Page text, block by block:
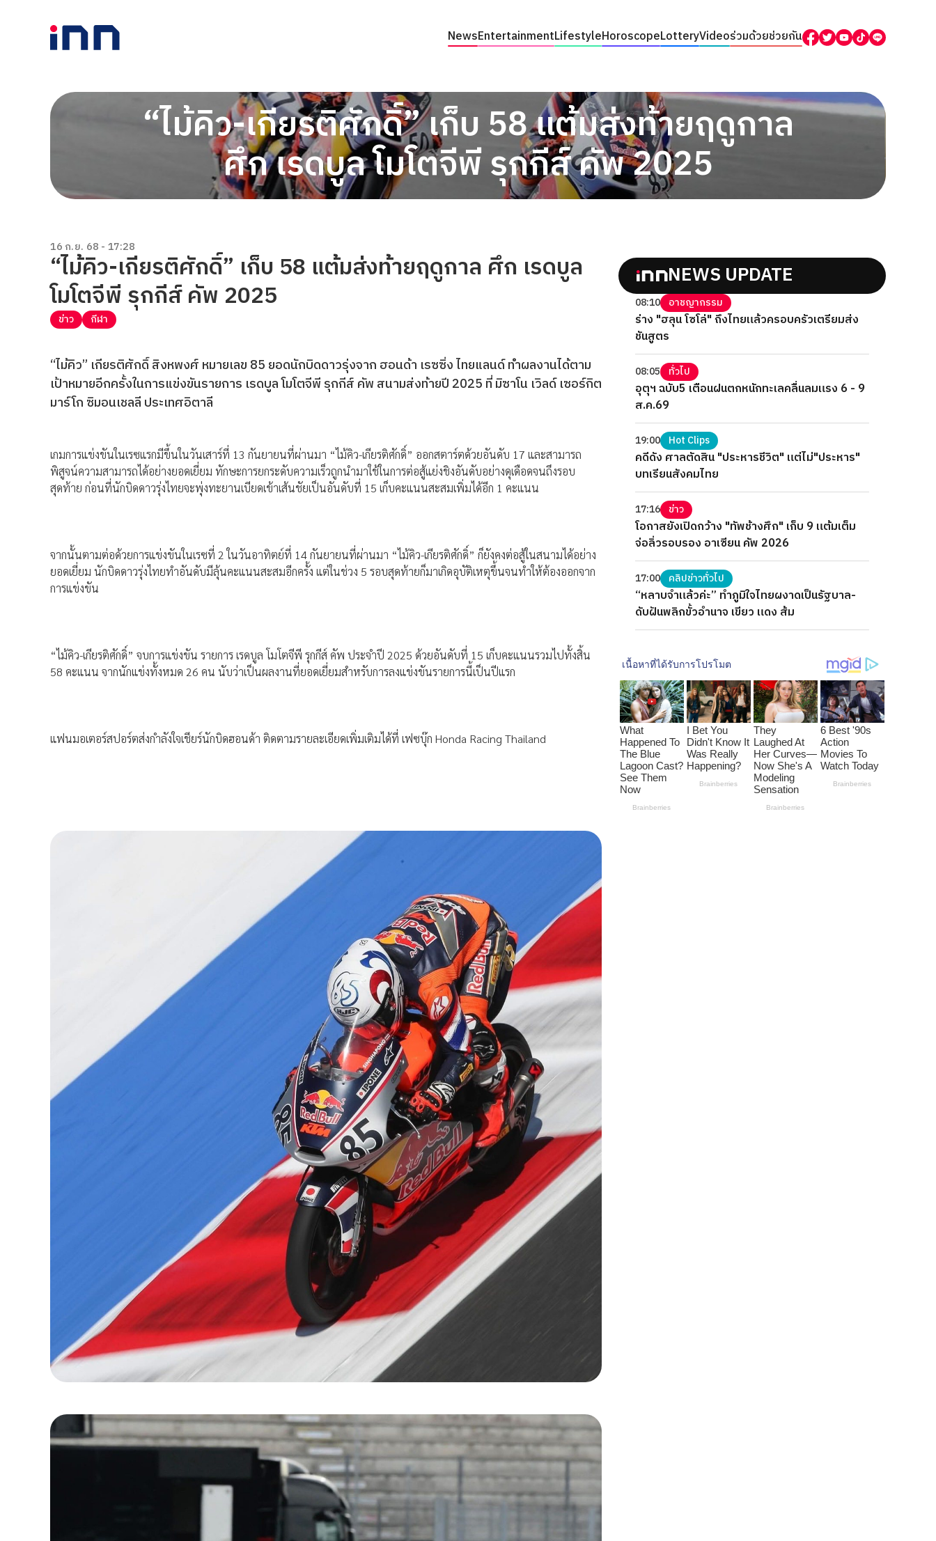
NewsEntertainmentLifestyleHoroscopeLotteryVideoร่วมด้วยช่วยกัน
“ไม้คิว-เกียรติศักดิ์” เก็บ 58 แต้มส่งท้ายฤดูกาล
ศึก เรดบูล โมโตจีพี รุกกีส์ คัพ 2025
16 ก.ย. 68 - 17:28
“ไม้คิว-เกียรติศักดิ์” เก็บ 58 แต้มส่งท้ายฤดูกาล ศึก เรดบูล
โมโตจีพี รุกกีส์ คัพ 2025
ข่าว กีฬา
“ไม้คิว” เกียรติศักดิ์ สิงหพงศ์ หมายเลข 85 ยอดนักบิดดาวรุ่งจาก ฮอนด้า เรซซิ่ง ไทยแลนด์ ทำผลงานได้ตาม
เป้าหมายอีกครั้งในการแข่งขันรายการ เรดบูล โมโตจีพี รุกกีส์ คัพ สนามส่งท้ายปี 2025 ที่ มิซาโน เวิลด์ เซอร์กิต
มาร์โก ซิมอนเชลลี ประเทศอิตาลี
เกมการแข่งขันในเรซแรกมีขึ้นในวันเสาร์ที่ 13 กันยายนที่ผ่านมา “ไม้คิว-เกียรติศักดิ์” ออกสตาร์ตด้วยอันดับ 17 และสามารถ
พิสูจน์ความสามารถได้อย่างยอดเยี่ยม ทักษะการยกระดับความเร็วถูกนำมาใช้ในการต่อสู้แย่งชิงอันดับอย่างดุเดือดจนถึงรอบ
สุดท้าย ก่อนที่นักบิดดาวรุ่งไทยจะพุ่งทะยานเบียดเข้าเส้นชัยเป็นอันดับที่ 15 เก็บคะแนนสะสมเพิ่มได้อีก 1 คะแนน
จากนั้นตามต่อด้วยการแข่งขันในเรซที่ 2 ในวันอาทิตย์ที่ 14 กันยายนที่ผ่านมา “ไม้คิว-เกียรติศักดิ์” ก็ยังคงต่อสู้ในสนามได้อย่าง
ยอดเยี่ยม นักบิดดาวรุ่งไทยทำอันดับมีลุ้นคะแนนสะสมอีกครั้ง แต่ในช่วง 5 รอบสุดท้ายก็มาเกิดอุบัติเหตุขึ้นจนทำให้ต้องออกจาก
การแข่งขัน
“ไม้คิว-เกียรติศักดิ์” จบการแข่งขัน รายการ เรดบูล โมโตจีพี รุกกีส์ คัพ ประจำปี 2025 ด้วยอันดับที่ 15 เก็บคะแนนรวมไปทั้งสิ้น
58 คะแนน จากนักแข่งทั้งหมด 26 คน นับว่าเป็นผลงานที่ยอดเยี่ยมสำหรับการลงแข่งขันรายการนี้เป็นปีแรก
แฟนมอเตอร์สปอร์ตส่งกำลังใจเชียร์นักบิดฮอนด้า ติดตามรายละเอียดเพิ่มเติมได้ที่ เฟซบุ๊ก Honda Racing Thailand
NEWS UPDATE
08:10 อาชญากรรม
ร่าง "ฮลุน โซโล่" ถึงไทยแล้วครอบครัวเตรียมส่ง
ชันสูตร
08:05 ทั่วไป
อุตุฯ ฉบับ5 เตือนฝนตกหนักทะเลคลื่นลมแรง 6 - 9
ส.ค.69
19:00 Hot Clips
คดีดัง ศาลตัดสิน "ประหารชีวิต" แต่ไม่"ประหาร"
บทเรียนสังคมไทย
17:16 ข่าว
โอกาสยังเปิดกว้าง "ทัพช้างศึก" เก็บ 9 แต้มเต็ม
จ่อลิ่วรอบรอง อาเซียน คัพ 2026
17:00 คลิปข่าวทั่วไป
“หลาบจำแล้วค่ะ” ทำภูมิใจไทยผงาดเป็นรัฐบาล-
ดับฝันพลิกขั้วอำนาจ เขียว แดง ส้ม